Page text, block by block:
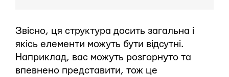
Звісно, ця структура досить загальна і
якісь елементи можуть бути відсутні.
Наприклад, вас можуть розгорнуто та
впевнено представити, тож це